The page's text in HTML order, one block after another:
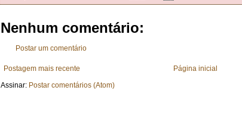
Nenhum comentário:
Postar um comentário
Postagem mais recente
Página inicial
Assinar: Postar comentários (Atom)